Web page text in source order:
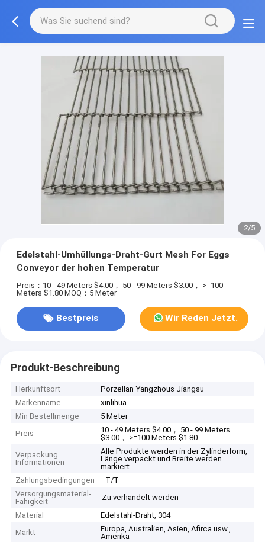
3/5
Edelstahl-Umhüllungs-Draht-Gurt Mesh For Eggs
Conveyor der hohen Temperatur
Preis：10 - 49 Meters $4.00， 50 - 99 Meters $3.00， >=100
Meters $1.80 MOQ：5 Meter
Bestpreis Wir Reden Jetzt.
Produkt-Beschreibung
Herkunftsort
Porzellan Yangzhous Jiangsu
Markenname
xinlihua
Min Bestellmenge
5 Meter
Preis
10 - 49 Meters $4.00， 50 - 99 Meters
$3.00， >=100 Meters $1.80
Verpackung
Informationen
Alle Produkte werden in der Zylinderform,
Länge verpackt und Breite werden
markiert.
Zahlungsbedingungen
T/T
Versorgungsmaterial-
Fähigkeit
Zu verhandelt werden
Material
Edelstahl-Draht, 304
Markt
Europa, Australien, Asien, Afirca usw.,
Amerika